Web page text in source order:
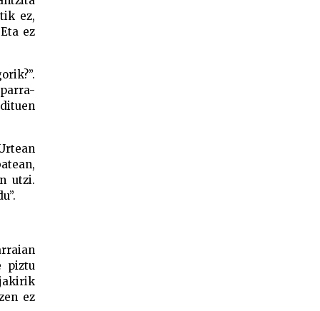
ez,
ez
utzi.
piztu
ez